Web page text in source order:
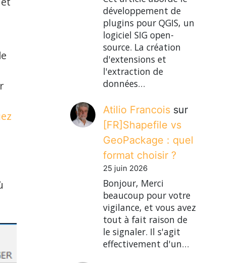
développement de
plugins pour QGIS, un
logiciel SIG open-
source. La création
d'extensions et
l'extraction de
données…
Atilio Francois sur
[FR]Shapefile vs
GeoPackage : quel
format choisir ?
25 juin 2026
Bonjour, Merci
beaucoup pour votre
vigilance, et vous avez
tout à fait raison de
le signaler. Il s'agit
effectivement d'un…